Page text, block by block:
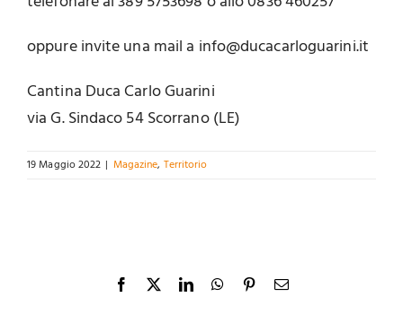
oppure invite una mail a info@ducacarloguarini.it
Cantina Duca Carlo Guarini
via G. Sindaco 54 Scorrano (LE)
19 Maggio 2022 | Magazine, Territorio
Facebook
X LinkedInWhatsApp
PinterestEmail